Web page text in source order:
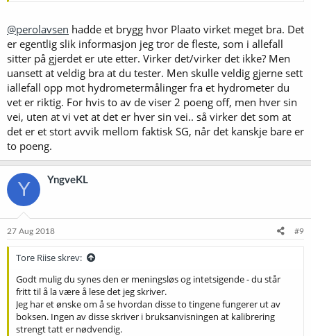
@perolavsen hadde et brygg hvor Plaato virket meget bra. Det
er egentlig slik informasjon jeg tror de fleste, som i allefall
sitter på gjerdet er ute etter. Virker det/virker det ikke? Men
uansett at veldig bra at du tester. Men skulle veldig gjerne sett
iallefall opp mot hydrometermålinger fra et hydrometer du
vet er riktig. For hvis to av de viser 2 poeng off, men hver sin
vei, uten at vi vet at det er hver sin vei.. så virker det som at
det er et stort avvik mellom faktisk SG, når det kanskje bare er
to poeng.
Y YngveKL
27 Aug 2018 #9
Tore Riise skrev:
Godt mulig du synes den er meningsløs og intetsigende - du står
fritt til å la være å lese det jeg skriver.
Jeg har et ønske om å se hvordan disse to tingene fungerer ut av
boksen. Ingen av disse skriver i bruksanvisningen at kalibrering
strengt tatt er nødvendig.